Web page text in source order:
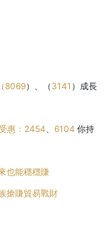
8069）、（ 3141 ）成長
惠： 2454 6104 你持
也能穩穩賺
搶賺貿易戰財